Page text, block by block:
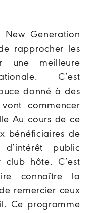
New Generation
rapprocher les
une meilleure
C’est
donné à des
commencer
Au cours de ce
bénéficiaires de
public
club hôte. C’est
connaître la
remercier ceux
Ce programme